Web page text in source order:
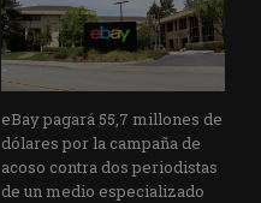
eBay pagará 55,7 millones de
dólares por la campaña de
acoso contra dos periodistas
de un medio especializado